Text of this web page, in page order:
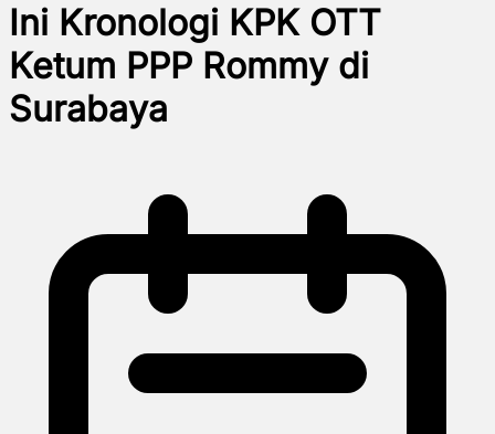
Ini Kronologi KPK OTT
Ketum PPP Rommy di
Surabaya